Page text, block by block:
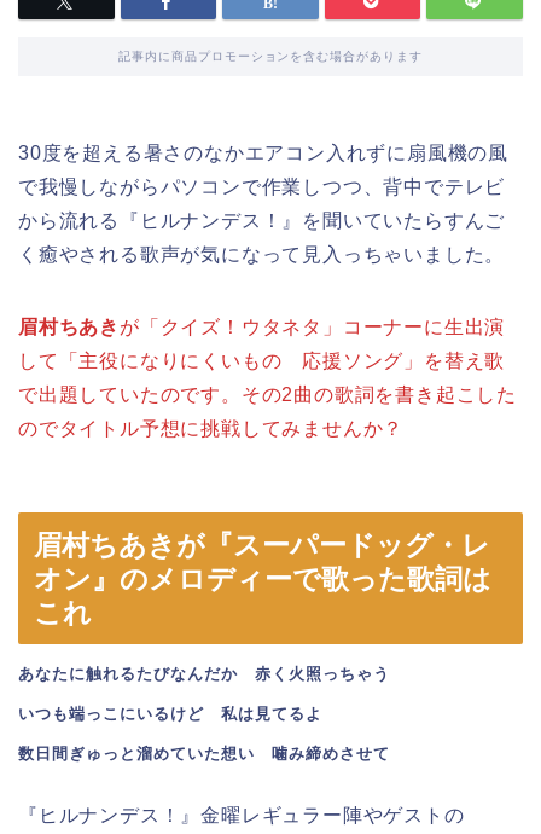
記事内に商品プロモーションを含む場合があります
30度を超える暑さのなかエアコン入れずに扇風機の風
で我慢しながらパソコンで作業しつつ、背中でテレビ
から流れる『ヒルナンデス！』を聞いていたらすんご
く癒やされる歌声が気になって見入っちゃいました。
眉村ちあき が「クイズ！ウタネタ」コーナーに生出演
して「主役になりにくいもの 応援ソング」を替え歌
で出題していたのです。その2曲の歌詞を書き起こした
のでタイトル予想に挑戦してみませんか？
眉村ちあきが『スーパードッグ・レ
オン』のメロディーで歌った歌詞は
これ
あなたに触れるたびなんだか　赤く火照っちゃう
いつも端っこにいるけど　私は見てるよ
数日間ぎゅっと溜めていた想い　噛み締めさせて
『ヒルナンデス！』金曜レギュラー陣やゲストの